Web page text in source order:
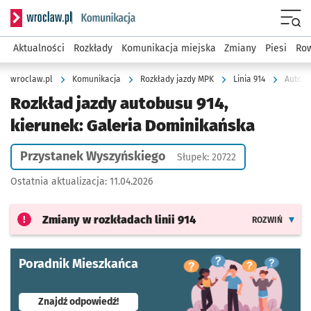
Serwis informacyjny wroclaw.pl podserwis: Komunikacja
Aktualności Rozkłady Komunikacja miejska Zmiany Piesi
wroclaw.pl Komunikacja Rozkłady jazdy MPK Linia 914
Rozkład jazdy autobusu 914,
kierunek: Galeria Dominikańska
Przystanek Wyszyńskiego Słupek: 20722
Ostatnia aktualizacja: 11.04.2026
Zmiany w rozkładach linii 914 ROZWIŃ
Poradnik Mieszkańca
Znajdź odpowiedź!- otworzy się w nowej karcie